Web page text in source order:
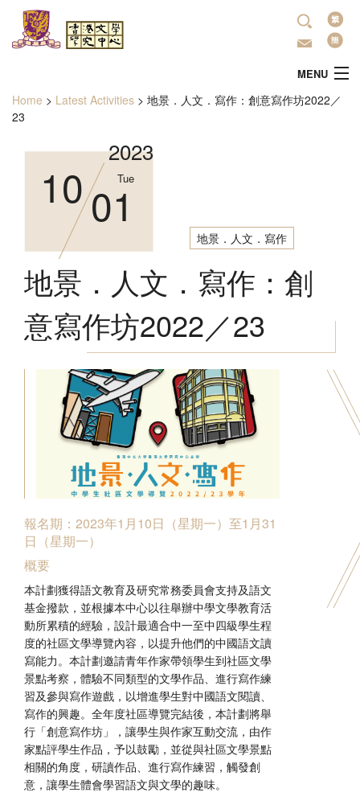
Skip to main content
MENU
Home
Latest Activities
Research
Literature Promotion
Publications
Hong Kong Literature Database
Related Links
You are here
Home > Latest Activities > 地景．人文．寫作：創意寫作坊2022／
23
2023
01
10 Tue
地景．人文．寫作
地景．人文．寫作：創
意寫作坊2022／23
報名期：2023年1月10日（星期一）至1月31
日（星期一）
概要
本計劃獲得語文教育及研究常務委員會支持及語文
基金撥款，並根據本中心以往舉辦中學文學教育活
動所累積的經驗，設計最適合中一至中四級學生程
度的社區文學導覽內容，以提升他們的中國語文讀
寫能力。本計劃邀請青年作家帶領學生到社區文學
景點考察，體驗不同類型的文學作品、進行寫作練
習及參與寫作遊戲，以增進學生對中國語文閱讀、
寫作的興趣。全年度社區導覽完結後，本計劃將舉
行「創意寫作坊」，讓學生與作家互動交流，由作
家點評學生作品，予以鼓勵，並從與社區文學景點
相關的角度，研讀作品、進行寫作練習，觸發創
意，讓學生體會學習語文與文學的趣味。